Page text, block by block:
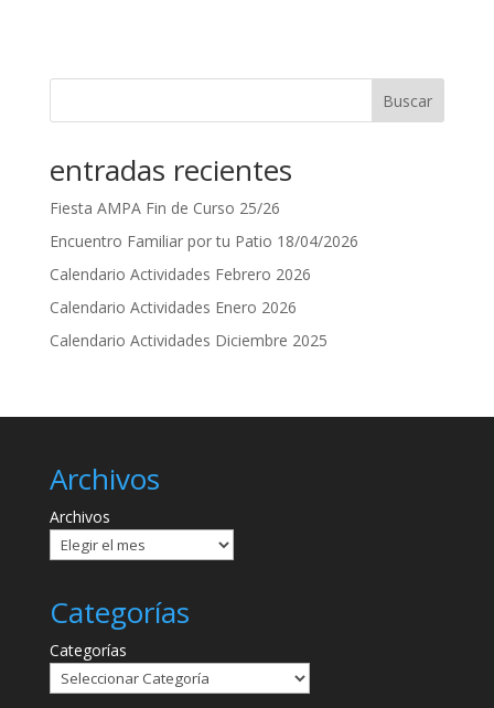
Buscar
entradas recientes
Fiesta AMPA Fin de Curso 25/26
Encuentro Familiar por tu Patio 18/04/2026
Calendario Actividades Febrero 2026
Calendario Actividades Enero 2026
Calendario Actividades Diciembre 2025
Archivos
Archivos
Categorías
Categorías